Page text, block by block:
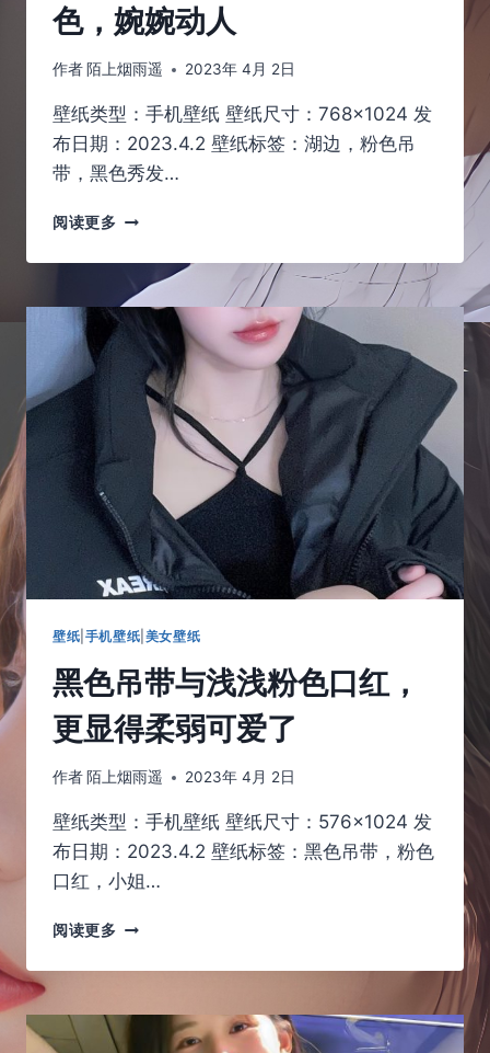
色，婉婉动人
作者 陌上烟雨遥 2023年 4月 2日
壁纸类型：手机壁纸 壁纸尺寸：768×1024 发
布日期：2023.4.2 壁纸标签：湖边，粉色吊
带，黑色秀发…
阅读更多
的
辫
仙
婉
动
人
壁纸 手机壁纸 美女壁纸
黑色吊带与浅浅粉色口红，
更显得柔弱可爱了
作者 陌上烟雨遥 2023年 4月 2日
壁纸类型：手机壁纸 壁纸尺寸：576×1024 发
布日期：2023.4.2 壁纸标签：黑色吊带，粉色
口红，小姐…
阅读更多 黑
吊
与
浅